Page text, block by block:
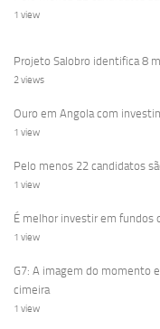
1 view
Projeto Salobro identifica 8
2 views
Ouro em Angola com
1 view
Pelo menos 22 candidatos
1 view
É melhor investir em fundos
1 view
G7: A imagem do momento
cimeira
1 view